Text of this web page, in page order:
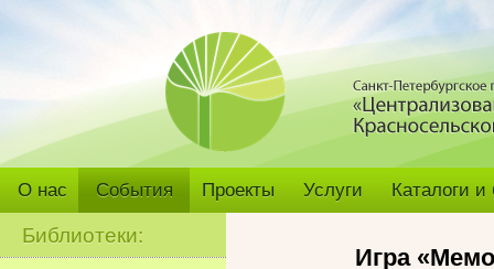
О нас События Проекты Услуги Каталоги
Библиотеки:
Игра